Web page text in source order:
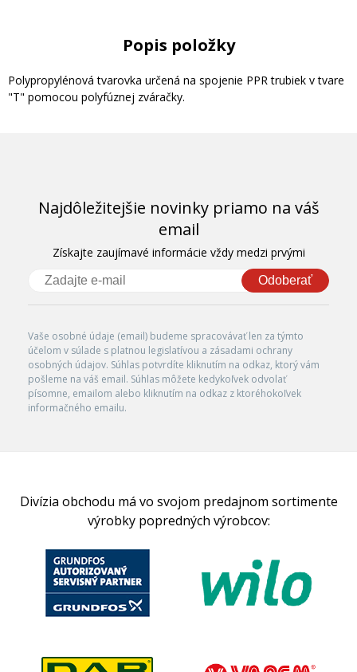
Popis položky
Polypropylénová tvarovka určená na spojenie PPR trubiek v tvare
"T" pomocou polyfúznej zváračky.
Najdôležitejšie novinky priamo na váš
email
Získajte zaujímavé informácie vždy medzi prvými
Odoberať
Vaše osobné údaje (email) budeme spracovávať len za týmto
účelom v súlade s platnou legislatívou a zásadami ochrany
osobných údajov. Súhlas potvrdíte kliknutím na odkaz, ktorý vám
pošleme na váš email. Súhlas môžete kedykoľvek odvolať
písomne, emailom alebo kliknutím na odkaz z ktoréhokoľvek
informačného emailu.
Divízia obchodu má vo svojom predajnom sortimente
výrobky popredných výrobcov: